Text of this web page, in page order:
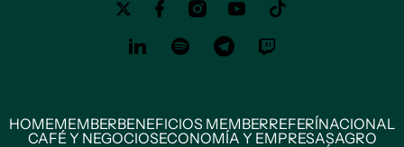
HOMEMEMBERBENEFICIOS MEMBERREFERÍNACIONAL
CAFÉ Y NEGOCIOSECONOMÍA Y EMPRESASAGRO